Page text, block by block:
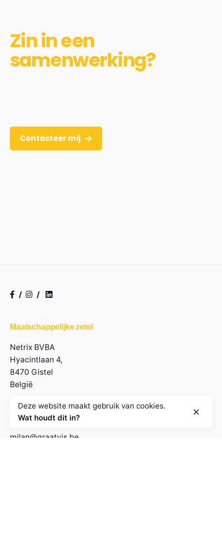
Zin in een
samenwerking?
Contacteer mij
/ /
Maatschappelijke zetel
Netrix BVBA
Hyacintlaan 4,
8470 Gistel
België
Contactgegevens
milan@graatvis.be
Deze website maakt gebruik van cookies.
Wat houdt dit in?